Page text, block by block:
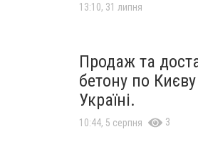
13:10, 31 липня
Продаж та
бетону по
Україні.
10:44, 5 серпня 3